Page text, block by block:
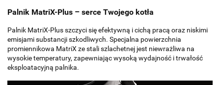
Palnik MatriX-Plus – serce Twojego kotła
Palnik MatriX-Plus szczyci się efektywną i cichą pracą oraz niskimi
emisjami substancji szkodliwych. Specjalna powierzchnia
promiennikowa MatriX ze stali szlachetnej jest niewrażliwa na
wysokie temperatury, zapewniając wysoką wydajność i trwałość
eksploatacyjną palnika.